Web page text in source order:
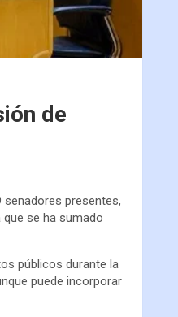
de
presentes,
se ha sumado
públicos durante la
puede incorporar